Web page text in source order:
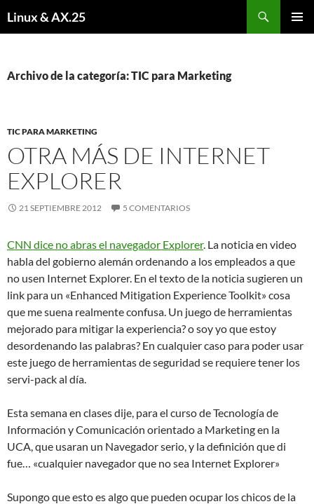
Linux & AX.25
Archivo de la categoría: TIC para Marketing
TIC PARA MARKETING
OTRA MÁS DE INTERNET
EXPLORER
21 SEPTIEMBRE 2012 5 COMENTARIOS
CNN dice no abras el navegador Explorer. La noticia en video
habla del gobierno alemán ordenando a los empleados a que
no usen Internet Explorer. En el texto de la noticia sugieren un
link para un «Enhanced Mitigation Experience Toolkit» cosa
que me suena realmente confusa. Un juego de herramientas
mejorado para mitigar la experiencia? o soy yo que estoy
desordenando las palabras? En cualquier caso para poder usar
este juego de herramientas de seguridad se requiere tener los
servi-pack al día.
Esta semana en clases dije, para el curso de Tecnología de
Información y Comunicación orientado a Marketing en la
UCA, que usaran un Navegador serio, y la definición que di
fue… «cualquier navegador que no sea Internet Explorer»
Supongo que esto es algo que pueden ocupar los chicos de la